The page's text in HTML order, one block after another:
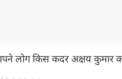
लोग किस कदर अक्षय कुमार